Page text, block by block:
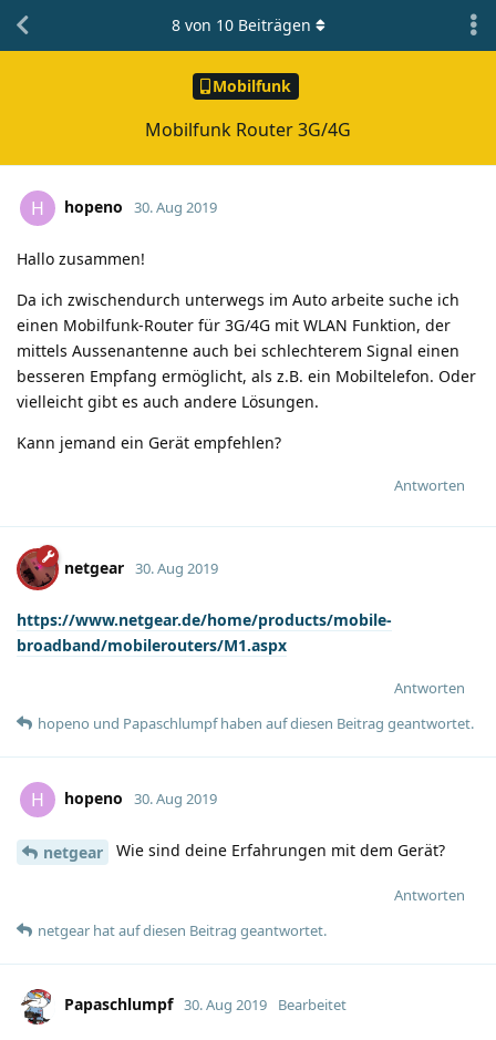
Mobilfunk
Mobilfunk Router 3G/4G
8von 10Beiträgen
H hopeno 30. Aug 2019
Hallo zusammen!
Da ich zwischendurch unterwegs im Auto arbeite suche ich
einen Mobilfunk-Router für 3G/4G mit WLAN Funktion, der
mittels Aussenantenne auch bei schlechterem Signal einen
besseren Empfang ermöglicht, als z.B. ein Mobiltelefon. Oder
vielleicht gibt es auch andere Lösungen.
Kann jemand ein Gerät empfehlen?
Antworten
netgear 30. Aug 2019
https://www.netgear.de/home/products/mobile-
broadband/mobilerouters/M1.aspx
Antworten
hopeno und Papaschlumpf haben auf diesen Beitrag geantwortet.
H hopeno 30. Aug 2019
netgear Wie sind deine Erfahrungen mit dem Gerät?
Antworten
netgear hatauf diesen Beitrag geantwortet.
Papaschlumpf 30. Aug 2019 Bearbeitet